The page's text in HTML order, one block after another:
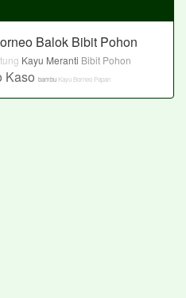
Balok Bibit Pohon
Kayu Meranti Bibit Pohon
Kaso bambu Kayu Borneo Papan